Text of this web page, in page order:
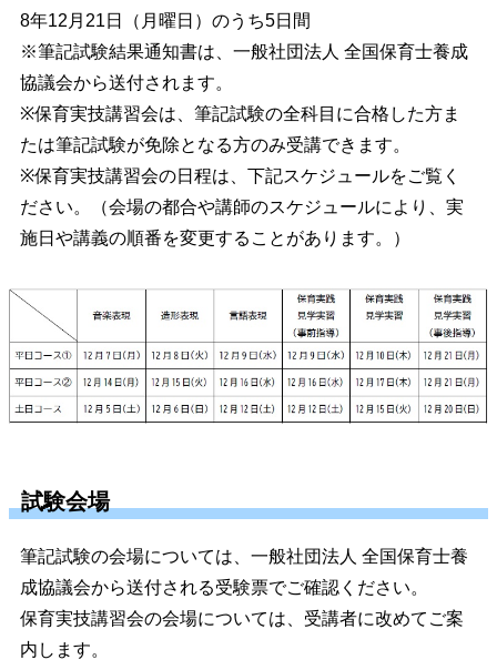
8年12月21日（月曜日）のうち5日間
※筆記試験結果通知書は、 一般社団法人 全国保育士養成
協議会から送付されます。
※保育実技講習会は、筆記試験の全科目に合格した方ま
たは筆記試験が免除となる方のみ受講できます。
※保育実技講習会の日程は、下記スケジュールをご覧く
ださい。（会場の都合や講師のスケジュールにより、実
施日や講義の順番を変更することがあります。）
試験会場
筆記試験の会場については、一般社団法人 全国保育士養
成協議会から送付される受験票でご確認ください。
保育実技講習会の会場については、受講者に改めてご案
内します。